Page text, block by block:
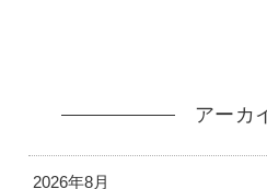
アーカ
2026年8月